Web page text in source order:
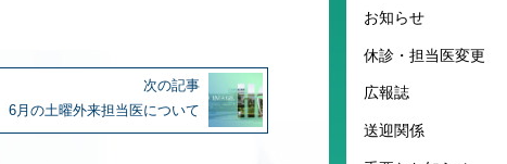
次の記事
6月の土曜外来担当医について
お知らせ
休診・担当医変更
広報誌
送迎関係